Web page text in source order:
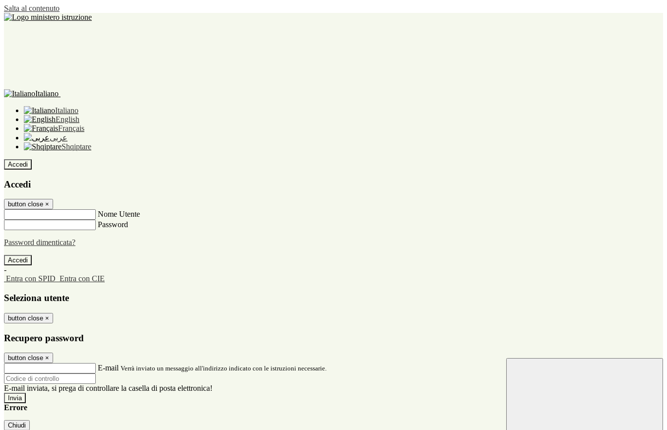
Salta al contenuto
Italiano
Italiano
English
Français
عربى
Shqiptare
Accedi
Accedi
button close ×
Nome Utente
Password
Password dimenticata?
-
Entra con SPID Entra con CIE
Seleziona utente
button close ×
Recupero password
button close ×
E-mail Verrà inviato un messaggio all'indirizzo indicato con le istruzioni necessarie.
E-mail inviata, si prega di controllare la casella di posta elettronica!
Errore
Chiudi